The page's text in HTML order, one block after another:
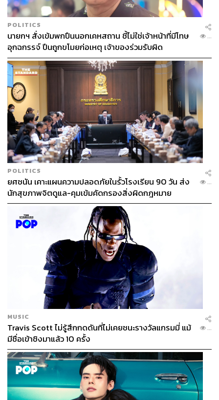
POLITICS
นายกฯ สั่งเข้มพกปืนนอกเคหสถาน ชี้ไม่ใช่เจ้าหน้าที่มีโทษ
อุกฉกรรจ์ ปืนถูกขโมยก่อเหตุ เจ้าของร่วมรับผิด
...
POLITICS
ยศชนัน เคาะแผนความปลอดภัยในรั้วโรงเรียน 90 วัน ส่ง
นักสุขภาพจิตดูแล-คุมเข้มคัดกรองสิ่งผิดกฎหมาย
...
MUSIC
Travis Scott ไม่รู้สึกกดดันที่ไม่เคยชนะรางวัลแกรมมี่ แม้
มีชื่อเข้าชิงมาแล้ว 10 ครั้ง
...